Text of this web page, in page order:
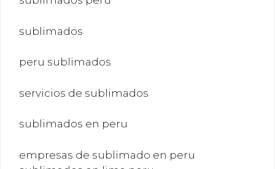
sublimados
peru sublimados
servicios de sublimados
sublimados en peru
empresas de sublimado en peru